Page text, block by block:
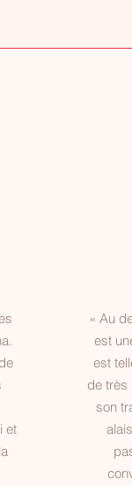
et
« Au
est
est
de très
son